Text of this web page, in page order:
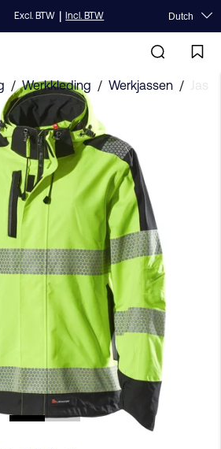
Excl. BTW | Incl. BTW Dutch
/ Werkkleding / Werkjassen /
Jas